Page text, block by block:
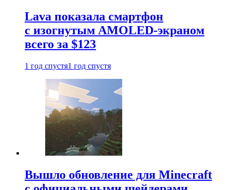
Lava показала смартфон
с изогнутым AMOLED-экраном
всего за $123
1 год спустя1 год спустя
Вышло обновление для Minecraft